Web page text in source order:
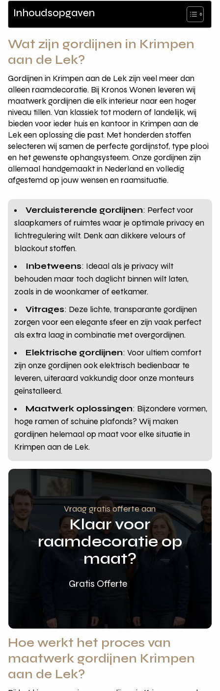
Inhoudsopgaven
Wat zijn gordijnen in Krimpen
aan de Lek?
Gordijnen in Krimpen aan de Lek zijn veel meer dan
alleen raamdecoratie. Bij Kronos Wonen leveren wij
maatwerk gordijnen die elk interieur naar een hoger
niveau tillen. Van klassiek tot modern of landelijk, wij
bieden voor ieder huis en kantoor in Krimpen aan de
Lek een oplossing die past. Met honderden stoffen
selecteren wij samen de perfecte gordijnstof, type plooi
en het gewenste ophangsysteem. Onze gordijnen zijn
allemaal handgemaakt in Nederland en volledig
afgestemd op jouw wensen en raamsituatie.
Verduisterende gordijnen: Perfect voor
slaapkamers of ruimtes waar je optimale privacy en
lichtregulering wilt. Denk aan dikkere velours of
blackout stoffen.
Inbetweens: Ideaal als je privacy wilt
behouden maar toch daglicht binnen wilt laten,
zoals in de woonkamer of eetkamer.
Vitrages: Deze lichte, transparante gordijnen
zorgen voor een elegante sfeer en zijn vaak perfect
als extra laag in combinatie met overgordijnen.
Elektrische gordijnen: Voor ultiem comfort
zijn onze gordijnen ook elektrisch bedienbaar te
leveren, uiteraard vakkundig door onze monteurs
geïnstalleerd.
Maatwerk oplossingen: Bijzondere vormen,
hoge ramen of schuine plafonds? Wij maken
gordijnen helemaal op maat voor elke situatie in
Krimpen aan de Lek.
Vraag gratis offerte aan
Klaar voor
raamdecoratie op
maat?
Gratis Offerte
Hoe werkt het proces van
maatwerk gordijnen Krimpen
aan de Lek?